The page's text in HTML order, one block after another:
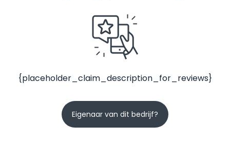
{placeholder_claim_description_for_reviews}
Eigenaar van dit bedrijf?